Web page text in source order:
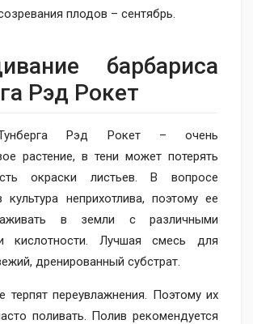
плодов – сентябрь.
барбариса
Рэд Рокет
Рэд Рокет – очень
растение, в тени может потерять
окраски листьев. В вопросе
неприхотлива, поэтому ее
в земли с различными
кислотности. Лучшая смесь для
дренированный субстрат.
терпят переувлажнения. Поэтому их
поливать. Полив рекомендуется